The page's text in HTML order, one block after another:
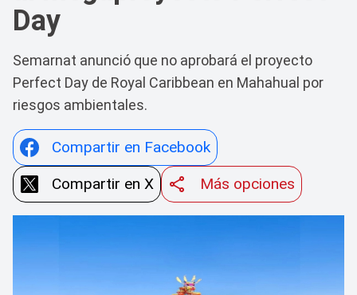
Day
Semarnat anunció que no aprobará el proyecto
Perfect Day de Royal Caribbean en Mahahual por
riesgos ambientales.
Compartir en Facebook
Compartir en X
Más opciones